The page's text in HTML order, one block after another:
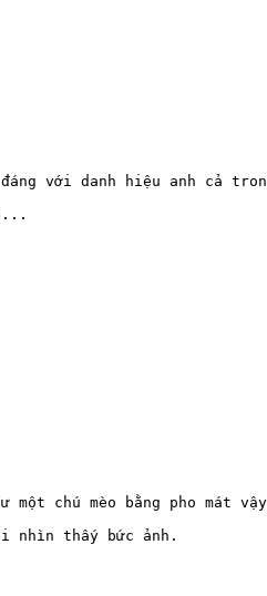
với danh hiệu anh cả
một chú mèo bằng pho mát
nhìn thấy bức ảnh.